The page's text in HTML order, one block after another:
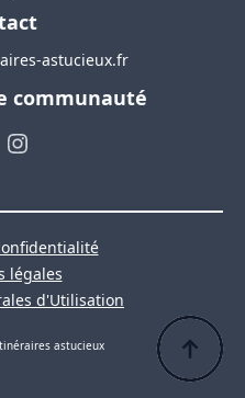
astucieux.fr
communauté
légales
d'Utilisation
astucieux